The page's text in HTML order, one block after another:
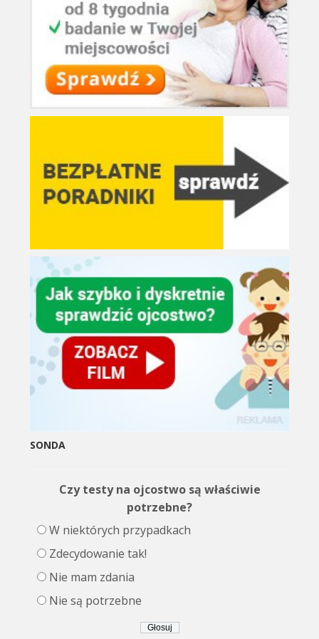
SONDA
Czy testy na ojcostwo są właściwie
potrzebne?
W niektórych przypadkach
Zdecydowanie tak!
Nie mam zdania
Nie są potrzebne